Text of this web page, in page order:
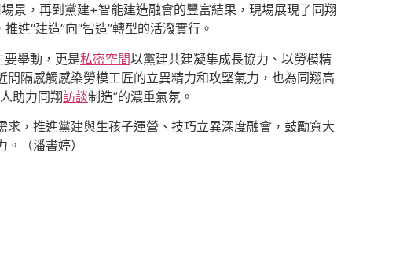
景，再到黨建+智能建造融會的豐富結果，現場展現了同翔
進“建造”向“智造”轉型的活潑實行。
要舉動，更是私密空間以黨建共建凝集成長協力、以勞模精
間隔感觸感染勞模工匠的立異精力和攻堅氣力，也為同翔高
助力同翔訪談制造”的濃重氣氛。
，推進黨建與生孩子運營、技巧立異深度融會，鼓勵寬大
（潘書婷）